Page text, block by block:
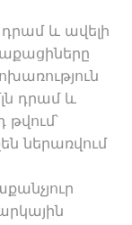
և ավելի
դրամ և
ներառվում